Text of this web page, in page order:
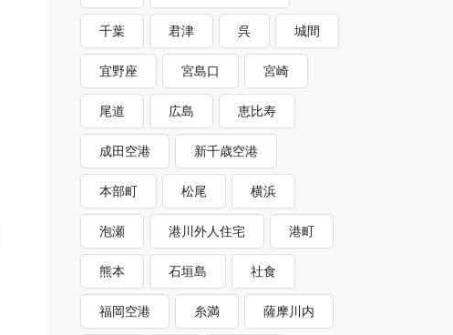
千葉 君津 呉 城間
宜野座 宮島口 宮崎
尾道 広島 恵比寿
成田空港 新千歳空港
本部町 松尾 横浜
泡瀬 港川外人住宅 港町
熊本 石垣島 社食
福岡空港 糸満 薩摩川内